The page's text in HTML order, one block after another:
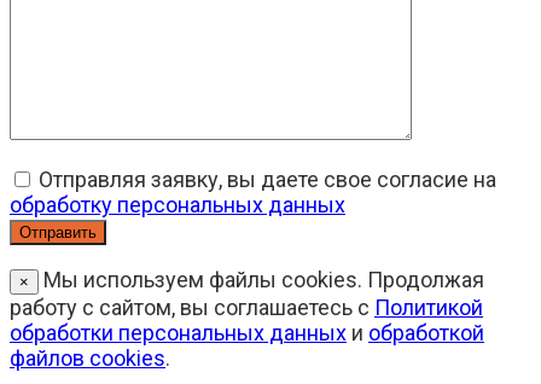
Отправляя заявку, вы даете свое согласие на
обработку персональных данных
×
Мы используем файлы cookies. Продолжая
работу с сайтом, вы соглашаетесь с Политикой
обработки персональных данных и обработкой
файлов cookies.